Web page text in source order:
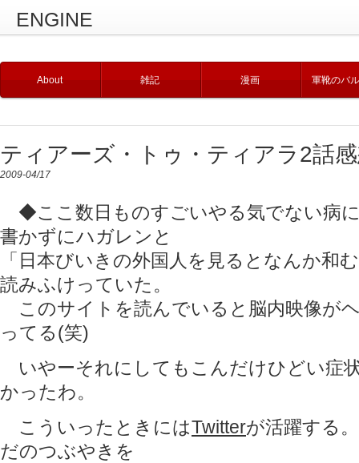
ENGINE
About 雑記 漫画 軍靴のバ
ティアーズ・トゥ・ティアラ2話
2009-04/17
◆ここ数日ものすごいやる気でない病
書かずにハガレンと
「日本びいきの外国人を見るとなんか和
読みふけっていた。
このサイトを読んでいると脳内映像が
ってる(笑)
いやーそれにしてもこんだけひどい症
かったわ。
こういったときにはTwitterが活躍する
だのつぶやきを